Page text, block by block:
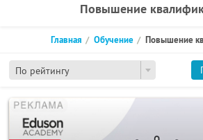
Повышение
По рейтингу
Главная Обучение Повышение